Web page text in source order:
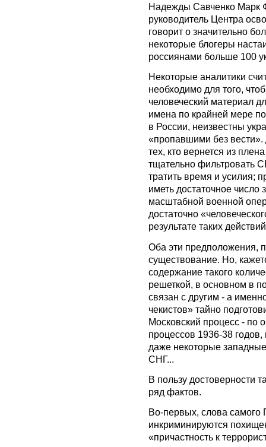
Надежды Савченко Марк
руководитель Центра
говорит о значительно
некоторые блогеры
россиянами больше 100
Некоторые аналитики
необходимо для того,
человеческий материал
имена по крайней мере
в России, неизвестны
«пропавшими без вести».
тех, кто вернется из
тщательно фильтровать
тратить время и усилия;
иметь достаточное число
масштабной военной
достаточно
результате таких
Оба эти предположения,
существование. Но,
содержание такого
решеткой, в основном в
связан с другим - а
чекистов» тайно
Московский процесс - по
процессов 1936-38 годов,
даже некоторые
СНГ...
В пользу достоверности
ряд фактов.
Во-первых, слова самого
инкриминируются
«причастность к